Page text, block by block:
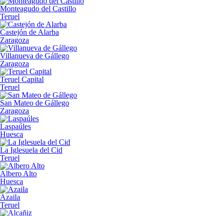
Monteagudo del Castillo
Teruel
Castejón de Alarba
Zaragoza
Villanueva de Gállego
Zaragoza
Teruel Capital
Teruel
San Mateo de Gállego
Zaragoza
Laspaúles
Huesca
La Iglesuela del Cid
Teruel
Albero Alto
Huesca
Azaila
Teruel